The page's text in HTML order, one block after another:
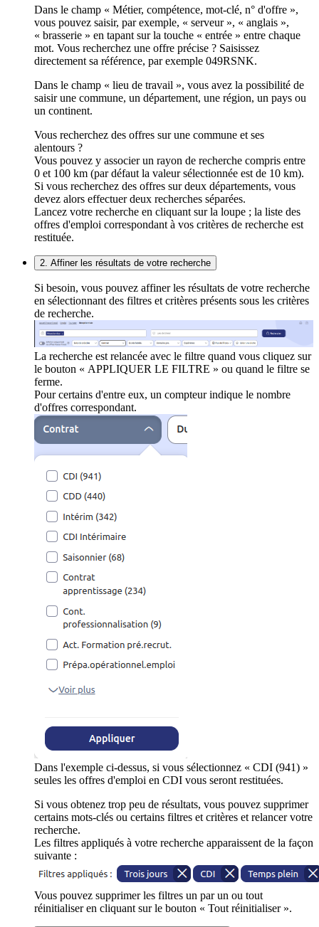
Dans le champ « Métier, compétence, mot-clé, n° d'offre »,
vous pouvez saisir, par exemple, « serveur », « anglais »,
« brasserie » en tapant sur la touche « entrée » entre chaque
mot. Vous recherchez une offre précise ? Saisissez
directement sa référence, par exemple 049RSNK.
Dans le champ « lieu de travail », vous avez la possibilité de
saisir une commune, un département, une région, un pays ou
un continent.
Vous recherchez des offres sur une commune et ses
alentours ?
Vous pouvez y associer un rayon de recherche compris entre
0 et 100 km (par défaut la valeur sélectionnée est de 10 km).
Si vous recherchez des offres sur deux départements, vous
devez alors effectuer deux recherches séparées.
Lancez votre recherche en cliquant sur la loupe ; la liste des
offres d'emploi correspondant à vos critères de recherche est
restituée.
2. Affiner les résultats de votre recherche
Si besoin, vous pouvez affiner les résultats de votre recherche
en sélectionnant des filtres et critères présents sous les critères
de recherche.
La recherche est relancée avec le filtre quand vous cliquez sur
le bouton « APPLIQUER LE FILTRE » ou quand le filtre se
ferme.
Pour certains d'entre eux, un compteur indique le nombre
d'offres correspondant.
Dans l'exemple ci-dessus, si vous sélectionnez « CDI (941) »
seules les offres d'emploi en CDI vous seront restituées.
Si vous obtenez trop peu de résultats, vous pouvez supprimer
certains mots-clés ou certains filtres et critères et relancer votre
recherche.
Les filtres appliqués à votre recherche apparaissent de la façon
suivante :
Vous pouvez supprimer les filtres un par un ou tout
réinitialiser en cliquant sur le bouton « Tout réinitialiser ».